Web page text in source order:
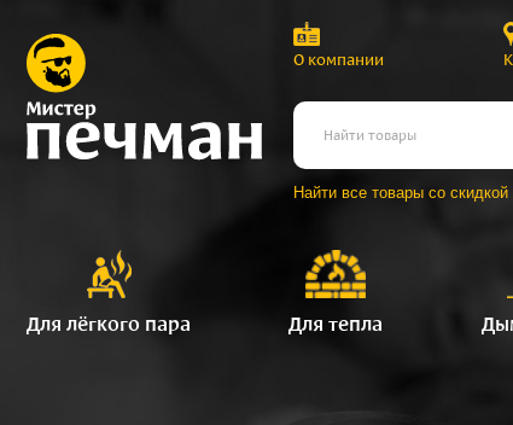
О компании
Найти все товары со скидкой
Для лёгкого пара Для тепла